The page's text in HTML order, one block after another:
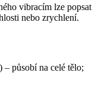
vibracím lze popsat
nebo zrychlení.
působí na celé tělo;